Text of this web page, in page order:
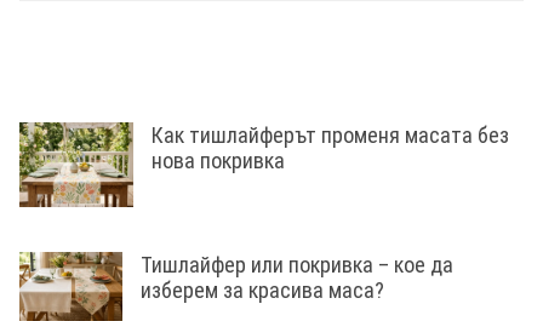
Как тишлайферът променя масата без
нова покривка
Тишлайфер или покривка – кое да
изберем за красива маса?